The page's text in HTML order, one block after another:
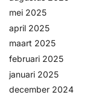
mei 2025
april 2025
maart 2025
februari 2025
januari 2025
december 2024